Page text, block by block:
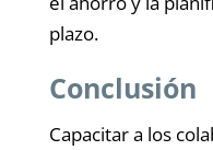
plazo.
Conclusión
Capacitar a los